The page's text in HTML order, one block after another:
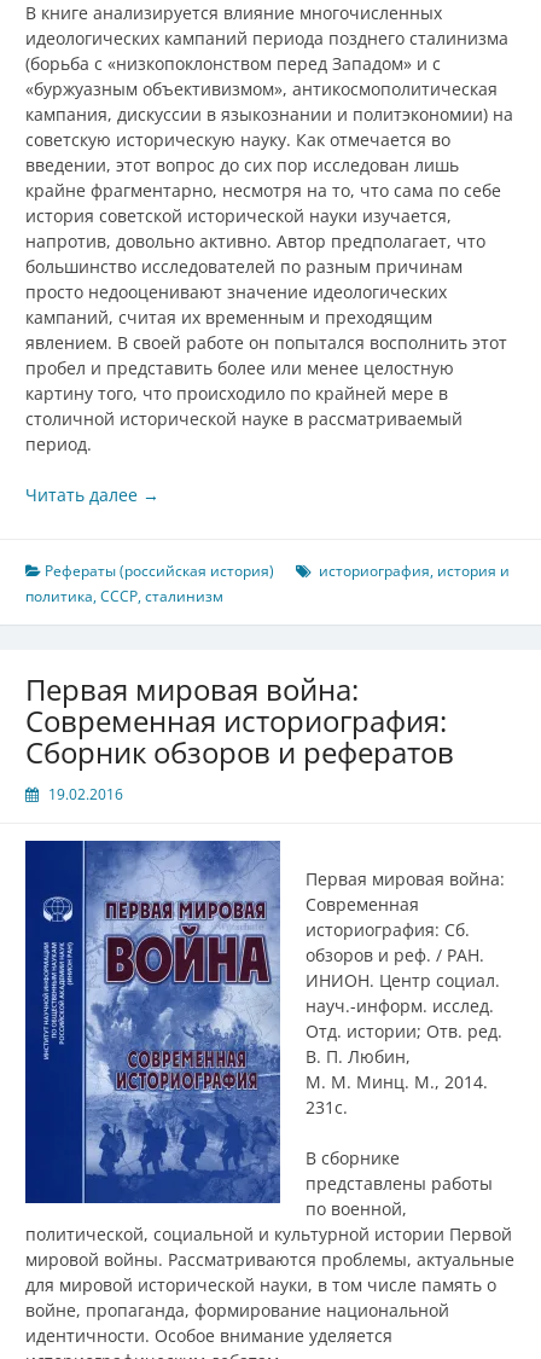
В книге анализируется влияние многочисленных
идеологических кампаний периода позднего сталинизма
(борьба с «низкопоклонством перед Западом» и с
«буржуазным объективизмом», антикосмополитическая
кампания, дискуссии в языкознании и политэкономии) на
советскую историческую науку. Как отмечается во
введении, этот вопрос до сих пор исследован лишь
крайне фрагментарно, несмотря на то, что сама по себе
история советской исторической науки изучается,
напротив, довольно активно. Автор предполагает, что
большинство исследователей по разным причинам
просто недооценивают значение идеологических
кампаний, считая их временным и преходящим
явлением. В своей работе он попытался восполнить этот
пробел и представить более или менее целостную
картину того, что происходило по крайней мере в
столичной исторической науке в рассматриваемый
период.
Читать далее →
Рефераты (российская история) историография, история и
политика,СССР,сталинизм
Первая мировая война:
Современная историография:
Сборник обзоров и рефератов
19.02.2016
Первая мировая война:
Современная
историография: Сб.
обзоров и реф. / РАН.
ИНИОН. Центр социал.
науч.-информ. исслед.
Отд. истории; Отв. ред.
В. П. Любин,
М. М. Минц. М., 2014.
231с.
В сборнике
представлены работы
по военной,
политической, социальной и культурной истории Первой
мировой войны. Рассматриваются проблемы, актуальные
для мировой исторической науки, в том числе память о
войне, пропаганда, формирование национальной
идентичности. Особое внимание уделяется